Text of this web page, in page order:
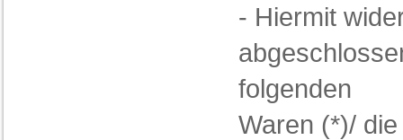
- Hiermit
folgenden
Waren (*)/